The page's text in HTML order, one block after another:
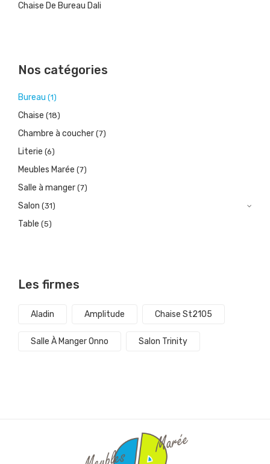
Chaise De Bureau Dali
Nos catégories
Bureau (1)
Chaise (18)
Chambre à coucher (7)
Literie (6)
Meubles Marée (7)
Salle à manger (7)
Salon (31)
Table (5)
Les firmes
Aladin Amplitude Chaise St2105
Salle À Manger Onno Salon Trinity